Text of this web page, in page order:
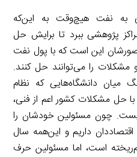
به نفت هیچ‌وقت به این‌که
پژوهشی ببرد تا برایش حل
این است که با پول نفت
مشکلات را می‌توانند حل کنند.
میان دانشگاه‌هایی که نظام
حل مشکلات کشور اعم از فنی،
چون مسئولین خودشان را
اقتصاددان داریم و این‌همه سال
است، اما مسئولین حرف